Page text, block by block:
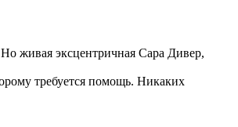
живая эксцентричная Сара Дивер,
требуется помощь. Никаких